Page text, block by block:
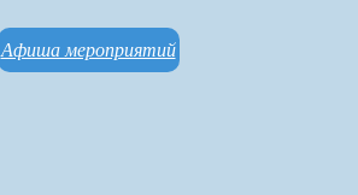
Афиша мероприятий